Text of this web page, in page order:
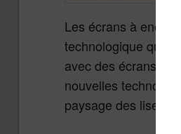
Les écrans à encre
technologique qui a
avec des écrans
nouvelles
paysage des liseuses.